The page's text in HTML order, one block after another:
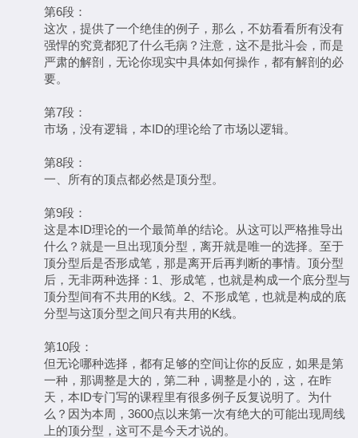
第6段：
这次，提供了一个绝佳的例子，那么，不妨看看所有没有
强悍的究竟都犯了什么毛病？注意，这不是批斗会，而是
严肃的解剖，无论你现实中具体如何操作，都有解剖的必
要。
第7段：
市场，没有逻辑，本ID的理论给了市场以逻辑。
第8段：
一、所有的顶点都必然是顶分型。
第9段：
这是本ID理论的一个最简单的结论。从这可以严格推导出
什么？就是一旦出现顶分型，离开就是唯一的选择。至于
顶分型后是否形成笔，那是离开后再判断的事情。顶分型
后，无非两种选择：1、形成笔，也就是构成一个底分型与
顶分型间有不共用的K线。2、不形成笔，也就是构成的底
分型与这顶分型之间只有共用的K线。
第10段：
但无论哪种选择，都有足够的空间让你的反应，如果是第
一种，那调整是大的，第二种，调整是小的，这，在昨
天，本ID专门写的课程里有很多例子反复说明了。为什
么？因为本周，3600点以来第一次有绝大的可能出现周线
上的顶分型，这可不是今天才说的。